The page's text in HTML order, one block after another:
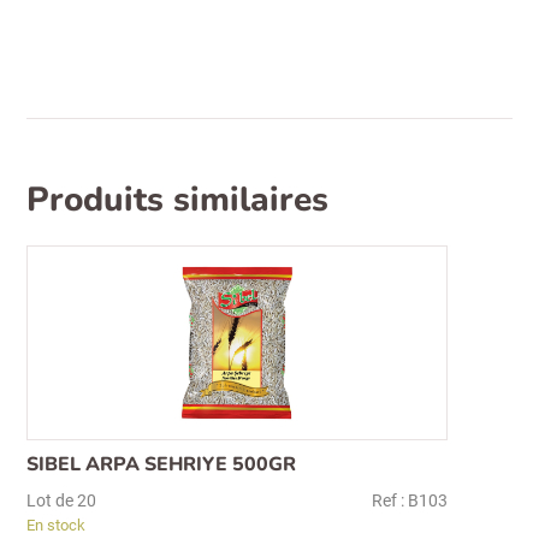
Produits similaires
SIBEL ARPA SEHRIYE 500GR
Lot de 20 Ref : B103
En stock